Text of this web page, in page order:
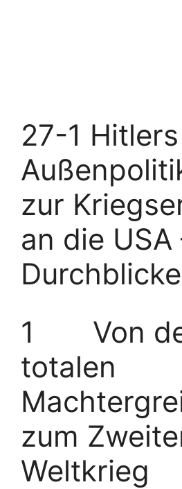
27-1 Hitlers
zur
an die USA
1 Von
totalen
zum
Weltkrieg